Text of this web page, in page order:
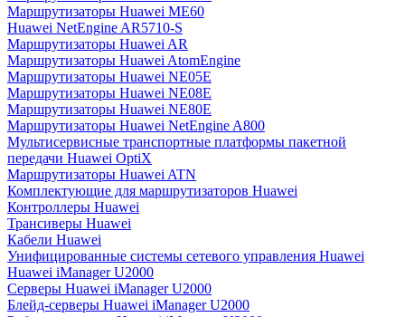
Маршрутизаторы Huawei ME60
Huawei NetEngine AR5710-S
Маршрутизаторы Huawei AR
Маршрутизаторы Huawei AtomEngine
Маршрутизаторы Huawei NE05E
Маршрутизаторы Huawei NE08E
Маршрутизаторы Huawei NE80E
Маршрутизаторы Huawei NetEngine A800
Мультисервисные транспортные платформы пакетной
передачи Huawei OptiX
Маршрутизаторы Huawei ATN
Комплектующие для маршрутизаторов Huawei
Контроллеры Huawei
Трансиверы Huawei
Кабели Huawei
Унифицированные системы сетевого управления Huawei
Huawei iManager U2000
Серверы Huawei iManager U2000
Блейд-серверы Huawei iManager U2000